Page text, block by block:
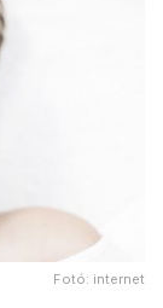
Fotó: internet